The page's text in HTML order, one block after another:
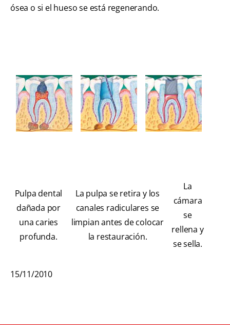
ósea o si el hueso se está regenerando.
Pulpa dental
dañada por
una caries
profunda.
La pulpa se retira y los
canales radiculares se
limpian antes de colocar
la restauración.
La
cámara
se
rellena y
se sella.
15/11/2010